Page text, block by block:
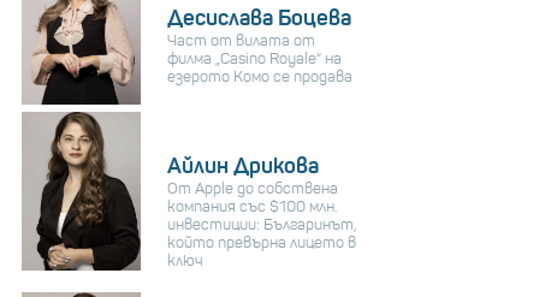
Десислава Боцева
Част от вилата от
филма „Casino Royale“ на
езерото Комо се продава
Айлин Дрикова
От Apple до собствена
компания със $100 млн.
инвестиции: Българинът,
който превърна лицето в
ключ